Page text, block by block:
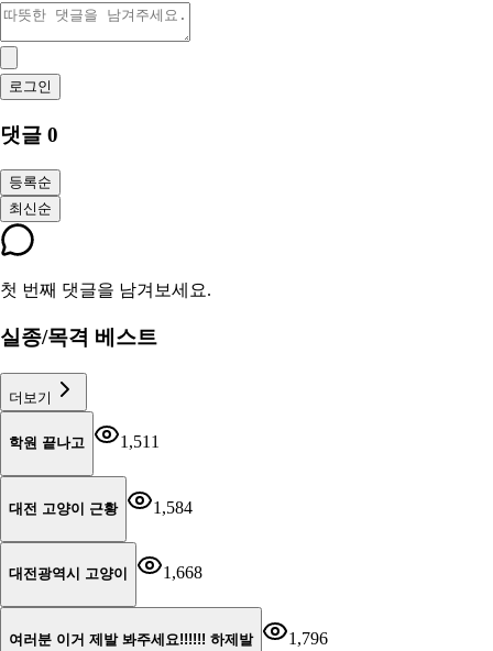
로그인
댓글 0
등록순
최신순
첫 번째 댓글을 남겨보세요.
실종/목격 베스트
더보기
학원 끝나고 1,511
대전 고양이 근황 1,584
대전광역시 고양이 1,668
여러분 이거 제발 봐주세요!!!!!! 하제발 1,796